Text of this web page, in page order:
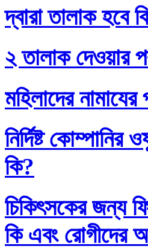
দ্বারা তালাক হবে
২ তালাক দেওয়ার
মহিলাদের
নির্দিষ্ট
কি?
চিকিৎসকের জন্য
কি এবং রোগীদের